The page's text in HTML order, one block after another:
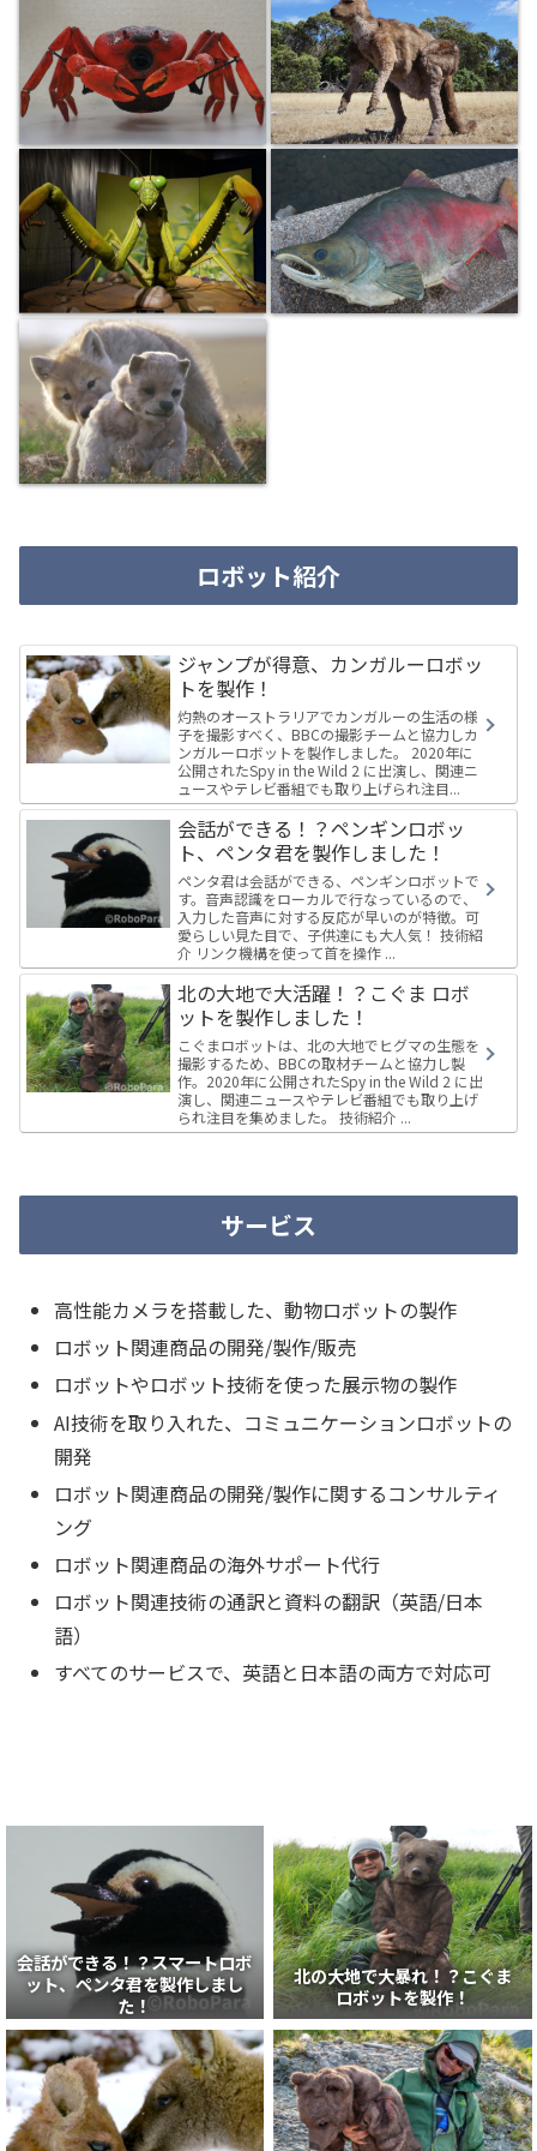
ロボット紹介
ジャンプが得意、カンガルーロボッ
トを製作！
灼熱のオーストラリアでカンガルーの生活の様
子を撮影すべく、BBCの撮影チームと協力しカ
ンガルーロボットを製作しました。 2020年に
公開されたSpy in the Wild 2 に出演し、関連ニ
ュースやテレビ番組でも取り上げられ注目...
会話ができる！？ペンギンロボッ
ト、ペンタ君を製作しました！
ペンタ君は会話ができる、ペンギンロボットで
す。音声認識をローカルで行なっているので、
入力した音声に対する反応が早いのが特徴。可
愛らしい見た目で、子供達にも大人気！ 技術紹
介 リンク機構を使って首を操作 ...
北の大地で大活躍！？こぐま ロボ
ットを製作しました！
こぐまロボットは、北の大地でヒグマの生態を
撮影するため、BBCの取材チームと協力し製
作。2020年に公開されたSpy in the Wild 2 に出
演し、関連ニュースやテレビ番組でも取り上げ
られ注目を集めました。 技術紹介 ...
サービス
高性能カメラを搭載した、動物ロボットの製作
ロボット関連商品の開発/製作/販売
ロボットやロボット技術を使った展示物の製作
AI技術を取り入れた、コミュニケーションロボットの
開発
ロボット関連商品の開発/製作に関するコンサルティ
ング
ロボット関連商品の海外サポート代行
ロボット関連技術の通訳と資料の翻訳（英語/日本
語）
すべてのサービスで、英語と日本語の両方で対応可
会話ができる！？スマートロボ
ット、ペンタ君を製作しまし
た！
北の大地で大暴れ！？こぐま
ロボットを製作！